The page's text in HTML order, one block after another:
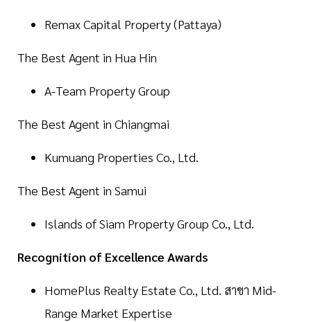
Remax Capital Property (Pattaya)
The Best Agent in Hua Hin
A-Team Property Group
The Best Agent in Chiangmai
Kumuang Properties Co., Ltd.
The Best Agent in Samui
Islands of Siam Property Group Co., Ltd.
Recognition of Excellence Awards
HomePlus Realty Estate Co., Ltd. สาขา Mid-
Range Market Expertise